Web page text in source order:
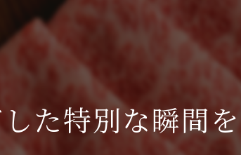
た特別な瞬間